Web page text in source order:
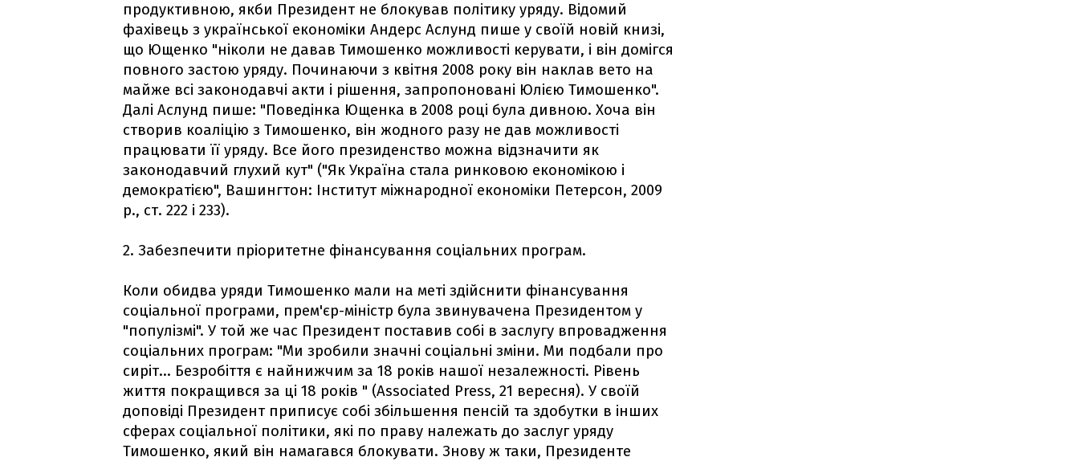
продуктивною, якби Президент не блокував політику уряду. Відомий
фахівець з української економіки Андерс Аслунд пише у своїй новій книзі,
що Ющенко "ніколи не давав Тимошенко можливості керувати, і він домігся
повного застою уряду. Починаючи з квітня 2008 року він наклав вето на
майже всі законодавчі акти і рішення, запропоновані Юлією Тимошенко".
Далі Аслунд пише: "Поведінка Ющенка в 2008 році була дивною. Хоча він
створив коаліцію з Тимошенко, він жодного разу не дав можливості
працювати її уряду. Все його президенство можна відзначити як
законодавчий глухий кут" ("Як Україна стала ринковою економікою і
демократією", Вашингтон: Інститут міжнародної економіки Петерсон, 2009
р., ст. 222 і 233).
2. Забезпечити пріоритетне фінансування соціальних програм.
Коли обидва уряди Тимошенко мали на меті здійснити фінансування
соціальної програми, прем'єр-міністр була звинувачена Президентом у
"популізмі". У той же час Президент поставив собі в заслугу впровадження
соціальних програм: "Ми зробили значні соціальні зміни. Ми подбали про
сиріт... Безробіття є найнижчим за 18 років нашої незалежності. Рівень
життя покращився за ці 18 років " (Associated Press, 21 вересня). У своїй
доповіді Президент приписує собі збільшення пенсій та здобутки в інших
сферах соціальної політики, які по праву належать до заслуг уряду
Тимошенко, який він намагався блокувати. Знову ж таки, Президенте